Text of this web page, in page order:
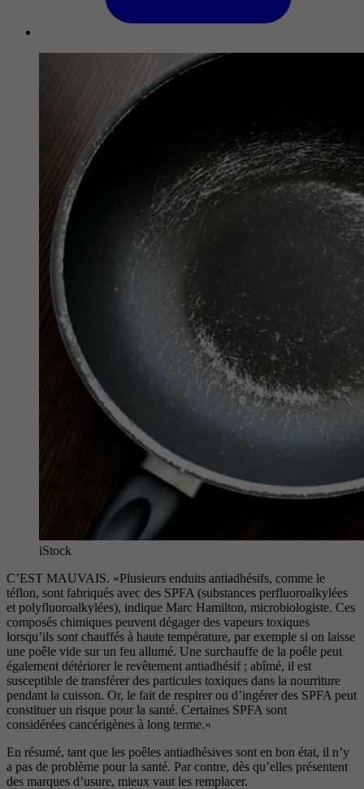
iStock
C’EST MAUVAIS. «Plusieurs enduits antiadhésifs, comme le
téflon, sont fabriqués avec des SPFA (substances perfluoroalkylées
et polyfluoroalkylées), indique Marc Hamilton, microbiologiste. Ces
composés chimiques peuvent dégager des vapeurs toxiques
lorsqu’ils sont chauffés à haute température, par exemple si on laisse
une poêle vide sur un feu allumé. Une surchauffe de la poêle peut
également détériorer le revêtement antiadhésif ; abîmé, il est
susceptible de transférer des particules toxiques dans la nourriture
pendant la cuisson. Or, le fait de respirer ou d’ingérer des SPFA peut
constituer un risque pour la santé. Certaines SPFA sont
considérées cancérigènes à long terme.»
En résumé, tant que les poêles antiadhésives sont en bon état, il n’y
a pas de problème pour la santé. Par contre, dès qu’elles présentent
des marques d’usure, mieux vaut les remplacer.